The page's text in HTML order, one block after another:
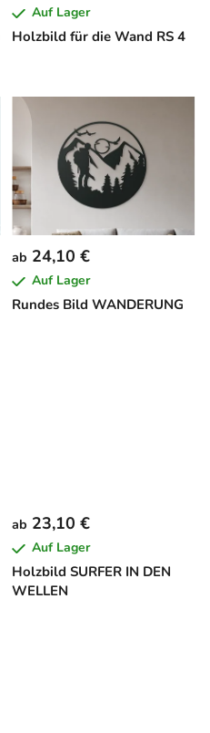
Holzbild für die Wand RS 4
Auf Lager
Rundes Bild WANDERUNG
ab 24,10 €
Auf Lager
Holzbild SURFER IN DEN
WELLEN
ab 23,10 €
Auf Lager